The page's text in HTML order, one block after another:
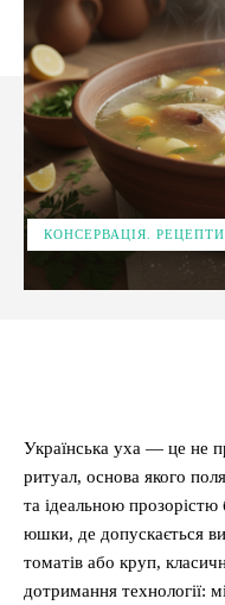
КОНСЕРВАЦІЯ.
Українська уха — це не
ритуал, основа якого
та ідеальною прозорістю
юшки, де допускається
томатів або круп,
дотримання технології: